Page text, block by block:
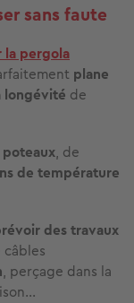
sans faute
la pergola
plane
longévité de
, de
de température
des travaux
, perçage dans la